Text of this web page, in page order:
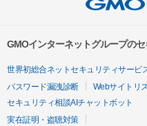
GMOインターネットグループの
世界初総合ネットセキュリティサービ
パスワード漏洩診断
Webサイトリ
セキュリティ相談AIチャットボット
実在証明・盗聴対策